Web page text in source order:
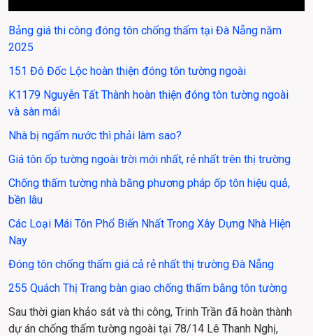
Bảng giá thi công đóng tôn chống thấm tại Đà Nẵng năm
2025
151 Đô Đốc Lộc hoàn thiện đóng tôn tường ngoài
K1179 Nguyễn Tất Thành hoàn thiện đóng tôn tường ngoài
và sàn mái
Nhà bị ngấm nước thì phải làm sao?
Giá tôn ốp tường ngoài trời mới nhất, rẻ nhất trên thị trường
Chống thấm tường nhà bằng phương pháp ốp tôn hiệu quả,
bền lâu
Các Loại Mái Tôn Phổ Biến Nhất Trong Xây Dựng Nhà Hiện
Nay
Đóng tôn chống thấm giá cả rẻ nhất thị trường Đà Nẵng
255 Quách Thị Trang bàn giao chống thấm bằng tôn tường
Sau thời gian khảo sát và thi công, Trinh Trần đã hoàn thành
dự án chống thấm tường ngoài tại 78/14 Lê Thanh Nghị,